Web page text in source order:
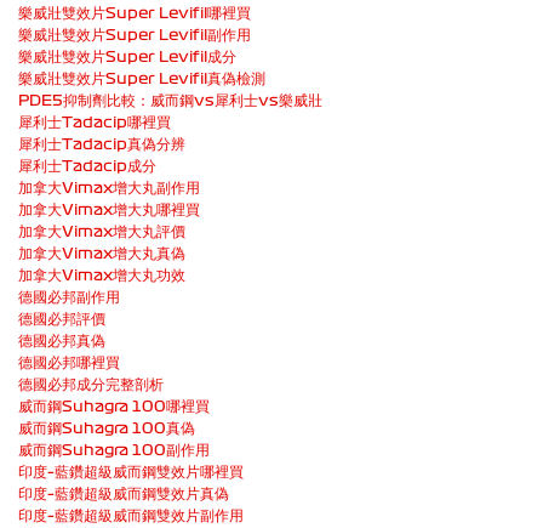
樂威壯雙效片Super Levifil哪裡買
樂威壯雙效片Super Levifil副作用
樂威壯雙效片Super Levifil成分
樂威壯雙效片Super Levifil真偽檢測
PDE5抑制劑比較：威而鋼vs犀利士vs樂威壯
犀利士Tadacip哪裡買
犀利士Tadacip真偽分辨
犀利士Tadacip成分
加拿大Vimax增大丸副作用
加拿大Vimax增大丸哪裡買
加拿大Vimax增大丸評價
加拿大Vimax增大丸真偽
加拿大Vimax增大丸功效
德國必邦副作用
德國必邦評價
德國必邦真偽
德國必邦哪裡買
德國必邦成分完整剖析
威而鋼Suhagra 100哪裡買
威而鋼Suhagra 100真偽
威而鋼Suhagra 100副作用
印度–藍鑽超級威而鋼雙效片哪裡買
印度–藍鑽超級威而鋼雙效片真偽
印度–藍鑽超級威而鋼雙效片副作用